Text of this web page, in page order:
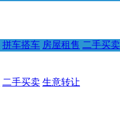
拼车搭车 房屋租售 二手买卖
二手买卖 生意转让